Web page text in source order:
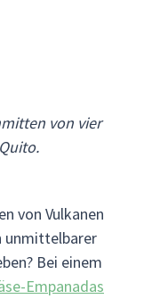
von vier
von Vulkanen
unmittelbarer
Bei einem
Empanadas